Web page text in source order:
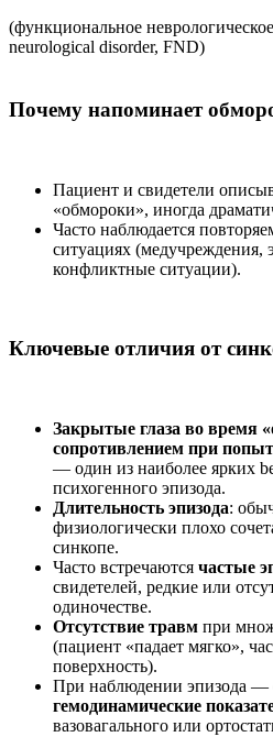
(функциональное
neurological disorder, FND)
Почему напоминает
Пациент и свидетели
«обмороки», иногда
Часто наблюдается
ситуациях (медучреждения,
конфликтные ситуации).
Ключевые отличия от
Закрытые глаза во время
сопротивлением при
— один из наиболее ярких
психогенного эпизода.
Длительность эпизода:
физиологически плохо
синкопе.
Часто встречаются частые
свидетелей, редкие или
одиночестве.
Отсутствие травм при
(пациент «падает мягко»,
поверхность).
При наблюдении эпизода —
гемодинамические
вазовагального или